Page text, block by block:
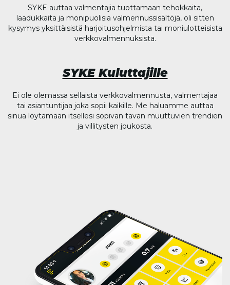
SYKE auttaa valmentajia tuottamaan tehokkaita,
laadukkaita ja monipuolisia valmennussisältöjä, oli sitten
kysymys yksittäisistä harjoitusohjelmista tai moniulotteisista
verkkovalmennuksista.
SYKE Kuluttajille
Ei ole olemassa sellaista verkkovalmennusta, valmentajaa
tai asiantuntijaa joka sopii kaikille. Me haluamme auttaa
sinua löytämään itsellesi sopivan tavan muuttuvien trendien
ja villitysten joukosta.